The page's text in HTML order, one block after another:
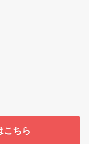
こちら